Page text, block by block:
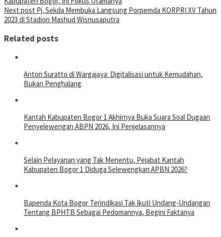
Next post Pj. Sekda Membuka Langsung Porpemda KORPRI XV Tahun
2023 di Stadion Mashud Wisnusaputra
Related posts
Anton Suratto di Wargajaya: Digitalisasi untuk Kemudahan,
Bukan Penghalang
Kantah Kabupaten Bogor 1 Akhirnya Buka Suara Soal Dugaan
Penyelewengan ABPN 2026, Ini Penjelasannya
Selain Pelayanan yang Tak Menentu, Pejabat Kantah
Kabupaten Bogor 1 Diduga Selewengkan APBN 2026?
Bapenda Kota Bogor Terindikasi Tak Ikuti Undang-Undangan
Tentang BPHTB Sebagai Pedomannya, Begini Faktanya